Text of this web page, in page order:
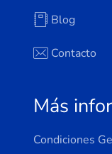
Blog
Contacto
Más
Condiciones